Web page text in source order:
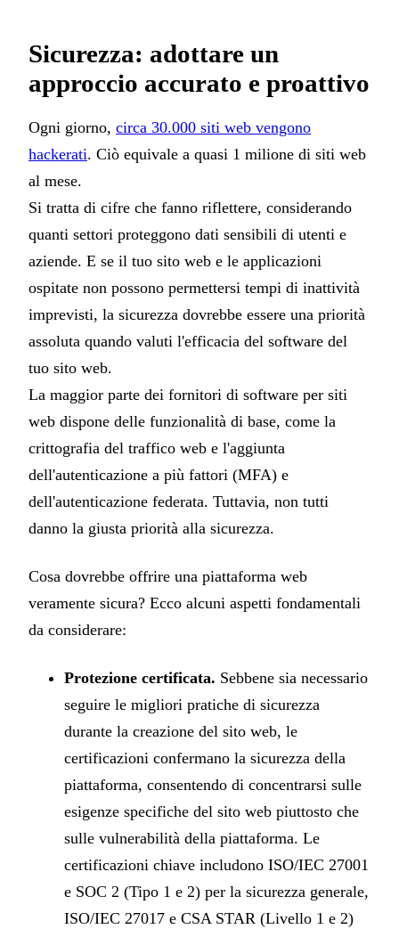
Sicurezza: adottare un
approccio accurato e proattivo
Ogni giorno, circa 30.000 siti web vengono
hackerati. Ciò equivale a quasi 1 milione di siti web
al mese.
Si tratta di cifre che fanno riflettere, considerando
quanti settori proteggono dati sensibili di utenti e
aziende. E se il tuo sito web e le applicazioni
ospitate non possono permettersi tempi di inattività
imprevisti, la sicurezza dovrebbe essere una priorità
assoluta quando valuti l'efficacia del software del
tuo sito web.
La maggior parte dei fornitori di software per siti
web dispone delle funzionalità di base, come la
crittografia del traffico web e l'aggiunta
dell'autenticazione a più fattori (MFA) e
dell'autenticazione federata. Tuttavia, non tutti
danno la giusta priorità alla sicurezza.
Cosa dovrebbe offrire una piattaforma web
veramente sicura? Ecco alcuni aspetti fondamentali
da considerare:
Protezione certificata. Sebbene sia necessario
seguire le migliori pratiche di sicurezza
durante la creazione del sito web, le
certificazioni confermano la sicurezza della
piattaforma, consentendo di concentrarsi sulle
esigenze specifiche del sito web piuttosto che
sulle vulnerabilità della piattaforma. Le
certificazioni chiave includono ISO/IEC 27001
e SOC 2 (Tipo 1 e 2) per la sicurezza generale,
ISO/IEC 27017 e CSA STAR (Livello 1 e 2)